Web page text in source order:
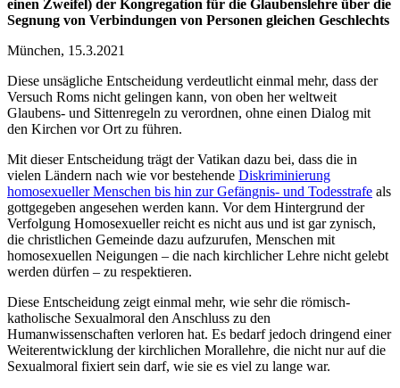
einen Zweifel) der Kongregation für die Glaubenslehre über die
Segnung von Verbindungen von Personen gleichen Geschlechts
München, 15.3.2021
Diese unsägliche Entscheidung verdeutlicht einmal mehr, dass der
Versuch Roms nicht gelingen kann, von oben her weltweit
Glaubens- und Sittenregeln zu verordnen, ohne einen Dialog mit
den Kirchen vor Ort zu führen.
Mit dieser Entscheidung trägt der Vatikan dazu bei, dass die in
vielen Ländern nach wie vor bestehende Diskriminierung
homosexueller Menschen bis hin zur Gefängnis- und Todesstrafe als
gottgegeben angesehen werden kann. Vor dem Hintergrund der
Verfolgung Homosexueller reicht es nicht aus und ist gar zynisch,
die christlichen Gemeinde dazu aufzurufen, Menschen mit
homosexuellen Neigungen – die nach kirchlicher Lehre nicht gelebt
werden dürfen – zu respektieren.
Diese Entscheidung zeigt einmal mehr, wie sehr die römisch-
katholische Sexualmoral den Anschluss zu den
Humanwissenschaften verloren hat. Es bedarf jedoch dringend einer
Weiterentwicklung der kirchlichen Morallehre, die nicht nur auf die
Sexualmoral fixiert sein darf, wie sie es viel zu lange war.